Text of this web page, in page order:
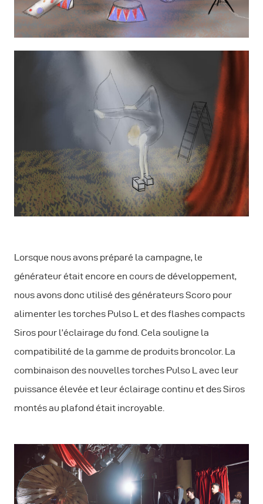
Lorsque nous avons préparé la campagne, le
générateur était encore en cours de développement,
nous avons donc utilisé des générateurs Scoro pour
alimenter les torches Pulso L et des flashes compacts
Siros pour l’éclairage du fond. Cela souligne la
compatibilité de la gamme de produits broncolor. La
combinaison des nouvelles torches Pulso L avec leur
puissance élevée et leur éclairage continu et des Siros
montés au plafond était incroyable.